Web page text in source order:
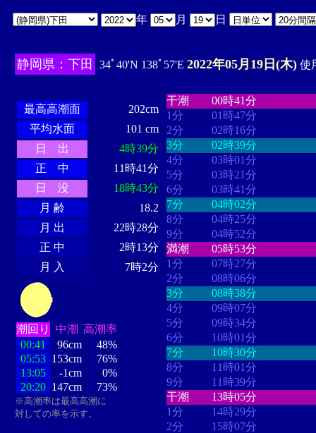
年 月 日
静岡県：下田 34ﾟ40'N 138ﾟ57'E 2022年05月19日(木) 使
最高高潮面
202cm
平均水面
101 cm
日 出
4時39分
正 中
11時41分
日 没
18時43分
月 齢
18.2
月 出
22時28分
正 中
2時13分
月 入
7時2分
潮回り 中潮 高潮率
00:41
96cm
48%
05:53 153cm
76%
13:05
-1cm
0%
20:20 147cm 73%
※高潮率は最高高潮に
対しての率を示す。
干潮
00時41分
1分
01時47分
2分
02時16分
3分
02時39分
4分
03時01分
5分
03時21分
6分
03時41分
7分
04時02分
8分
04時25分
9分
04時52分
満潮
05時53分
1分
07時27分
2分
08時06分
3分
08時38分
4分
09時07分
5分
09時34分
6分
10時01分
7分
10時30分
8分
11時01分
9分
11時39分
干潮
13時05分
1分
14時29分
2分
15時07分